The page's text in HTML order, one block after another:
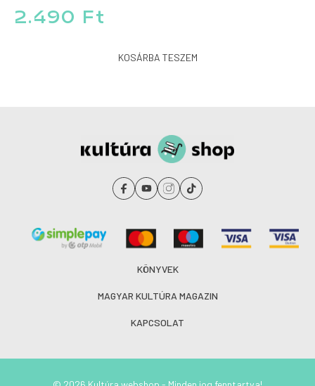
2.490 Ft
KOSÁRBA TESZEM
KÖNYVEK
MAGYAR KULTÚRA MAGAZIN
KAPCSOLAT